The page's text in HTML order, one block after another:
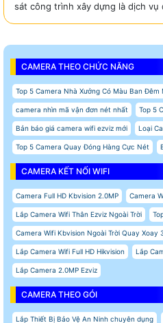
sát công trình xây dựng là dịch vụ
CAMERA THEO CHỨC NĂNG
Top 5 Camera Nhà Xưởng Có Màu Ban Đêm
camera nhìn mã vận đơn nét nhất Top 5
Bản báo giá camera wifi ezviz mới Loại
Top 5 Camera Quay Đóng Hàng Cực Nét
CAMERA KẾT NỐI WIFI
Camera Full HD Kbvision 2.0MP Camera
Lắp Camera Wifi Thân Ezviz Ngoài Trời
Camera Wifi Kbvision Ngoài Trời Quay Xoay
Lắp Camera Wifi Full HD Hikvision Lắp
Lắp Camera 2.0MP Ezviz
CAMERA THEO GÓI
Lắp Thiết Bị Bảo Vệ An Ninh chuyên dụng